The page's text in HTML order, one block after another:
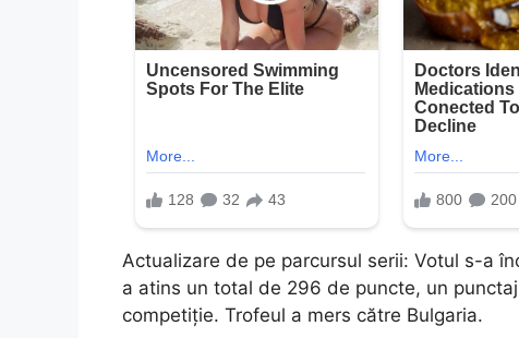
Actualizare de pe parcursul serii: Votul s-a
a atins un total de 296 de puncte, un
competiție. Trofeul a mers către Bulgaria.